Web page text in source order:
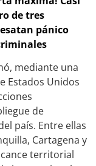
de tres
pánico
mediante una
Estados Unidos
de
país. Entre ellas
Cartagena y
territorial